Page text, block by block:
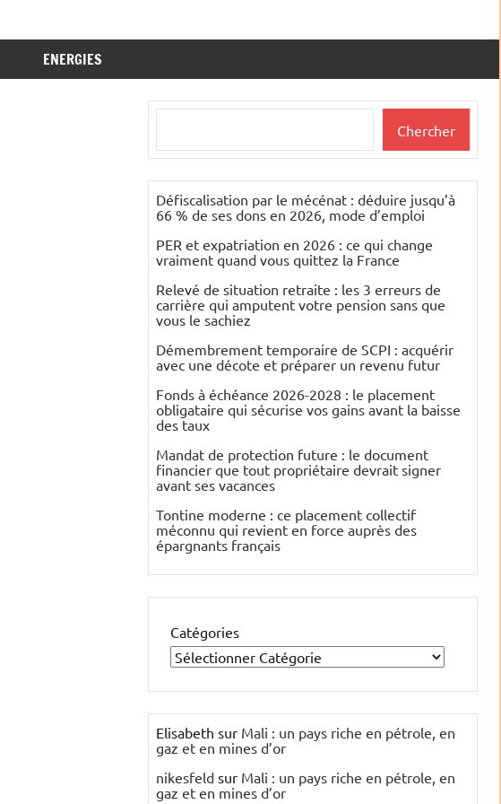
ENERGIES
Chercher
Défiscalisation par le mécénat : déduire jusqu’à
66 % de ses dons en 2026, mode d’emploi
PER et expatriation en 2026 : ce qui change
vraiment quand vous quittez la France
Relevé de situation retraite : les 3 erreurs de
carrière qui amputent votre pension sans que
vous le sachiez
Démembrement temporaire de SCPI : acquérir
avec une décote et préparer un revenu futur
Fonds à échéance 2026-2028 : le placement
obligataire qui sécurise vos gains avant la baisse
des taux
Mandat de protection future : le document
financier que tout propriétaire devrait signer
avant ses vacances
Tontine moderne : ce placement collectif
méconnu qui revient en force auprès des
épargnants français
Catégories
Elisabeth sur Mali : un pays riche en pétrole, en
gaz et en mines d’or
nikesfeld sur Mali : un pays riche en pétrole, en
gaz et en mines d’or